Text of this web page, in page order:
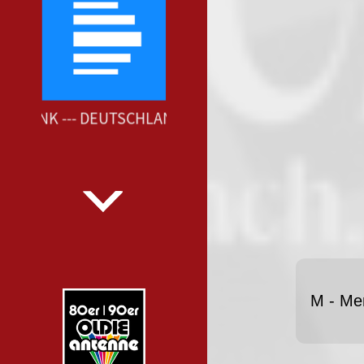
--- DEUTSCHLANDFUNK ---
M -